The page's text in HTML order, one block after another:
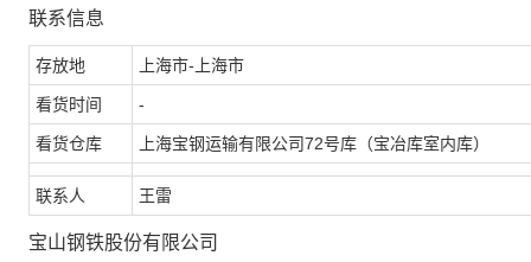
联系信息
存放地 上海市-上海市
看货时间 -
看货仓库 上海宝钢运输有限公司72号库（宝冶库室内库）
联系人 王雷
宝山钢铁股份有限公司